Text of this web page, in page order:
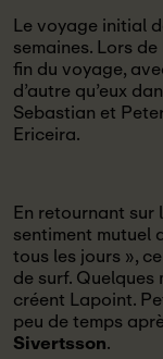
Le voyage initial
semaines. Lors
fin du voyage,
d’autre qu’eux
Sebastian et
Ericeira.
En retournant sur
sentiment mutuel
tous les jours »,
de surf.
créent Lapoint.
peu de temps
Sivertsson.